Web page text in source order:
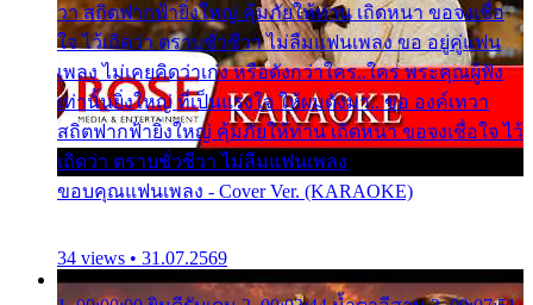
วา สถิตฟากฟ้ายิ่งใหญ่ คุ้มภัยให้ท่าน เถิดหนา ขอจงเชื่อ
ใจ ไว้เถิดว่า ตราบชั่วชีวา ไม่ลืมแฟนเพลง ขอ อยู่คู่แฟน
เพลง ไม่เคยคิดว่าเก่ง หรือดังกว่าใคร..ใคร พระคุณผู้ฟัง
เท่านั้นยิ่งใหญ่ ที่เป็นแรงใจ ให้ผมดังมา.. ขอ องค์เทวา
สถิตฟากฟ้ายิ่งใหญ่ คุ้มภัยให้ท่าน เถิดหนา ขอจงเชื่อใจ ไว้
เถิดว่า ตราบชั่วชีวา ไม่ลืมแฟนเพลง
ขอบคุณแฟนเพลง - Cover Ver. (KARAOKE)
34 views • 31.07.2569